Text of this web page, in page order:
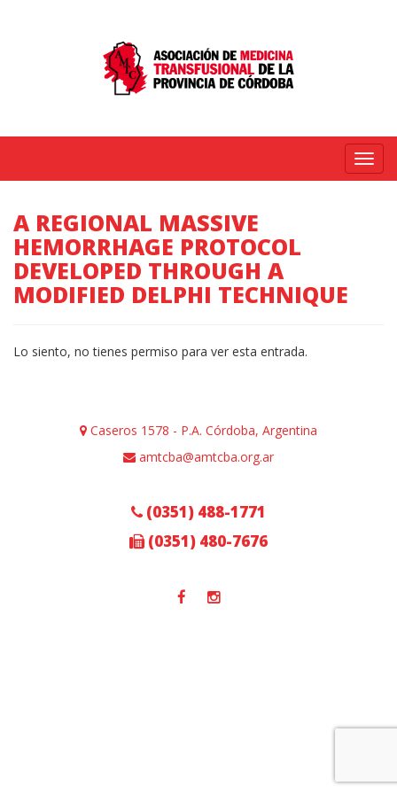
Menú
A REGIONAL MASSIVE
HEMORRHAGE PROTOCOL
DEVELOPED THROUGH A
MODIFIED DELPHI TECHNIQUE
Lo siento, no tienes permiso para ver esta entrada.
Caseros 1578 - P.A. Córdoba, Argentina
amtcba@amtcba.org.ar
(0351) 488-1771
(0351) 480-7676